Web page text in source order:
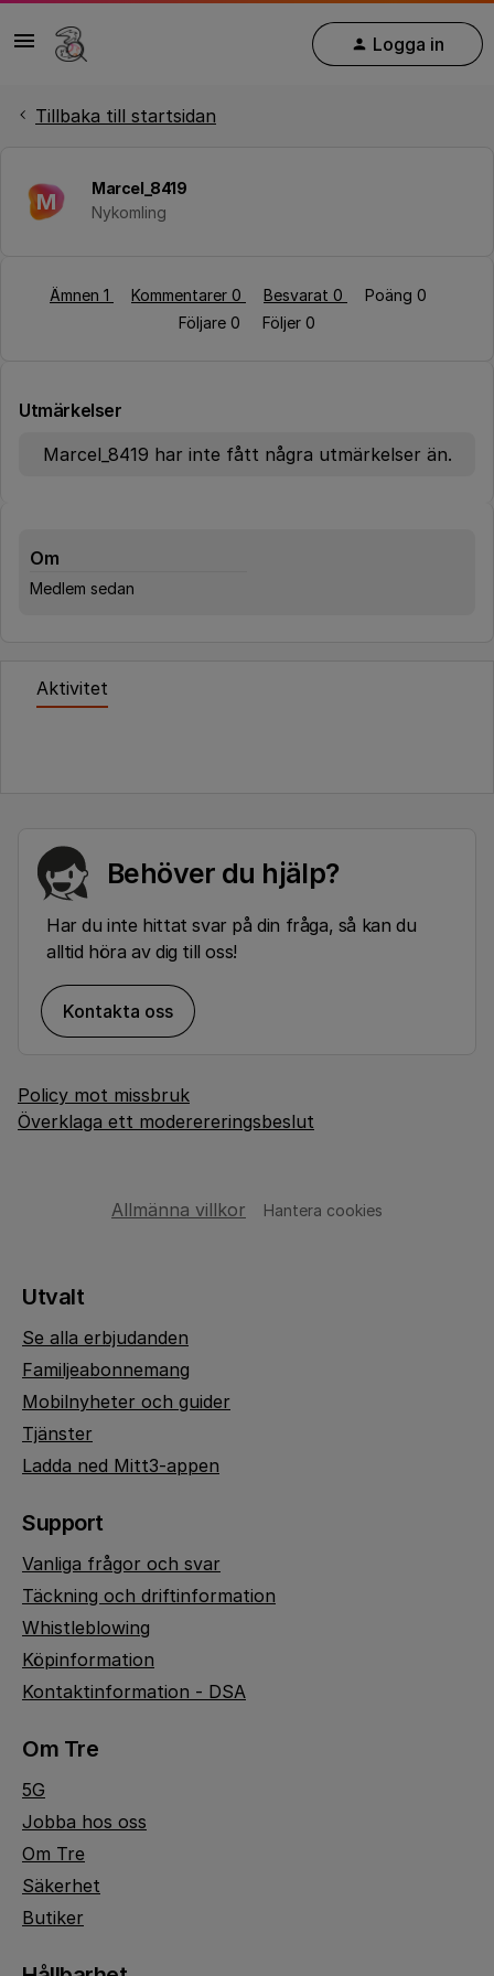
Logga in
Tillbaka till startsidan
M
Marcel_8419
Nykomling
Ämnen 1 Kommentarer 0 Besvarat 0
Poäng 0
Följare 0 Följer 0
Utmärkelser
Marcel_8419 har inte fått några utmärkelser än.
Om
Medlem sedan
Aktivitet
Behöver du hjälp?
Har du inte hittat svar på din fråga, så kan du
alltid höra av dig till oss!
Kontakta oss
Policy mot missbruk
Överklaga ett moderereringsbeslut
Allmänna villkor Hantera cookies
Utvalt
Se alla erbjudanden
Familjeabonnemang
Mobilnyheter och guider
Tjänster
Ladda ned Mitt3-appen
Support
Vanliga frågor och svar
Täckning och driftinformation
Whistleblowing
Köpinformation
Kontaktinformation - DSA
Om Tre
5G
Jobba hos oss
Om Tre
Säkerhet
Butiker